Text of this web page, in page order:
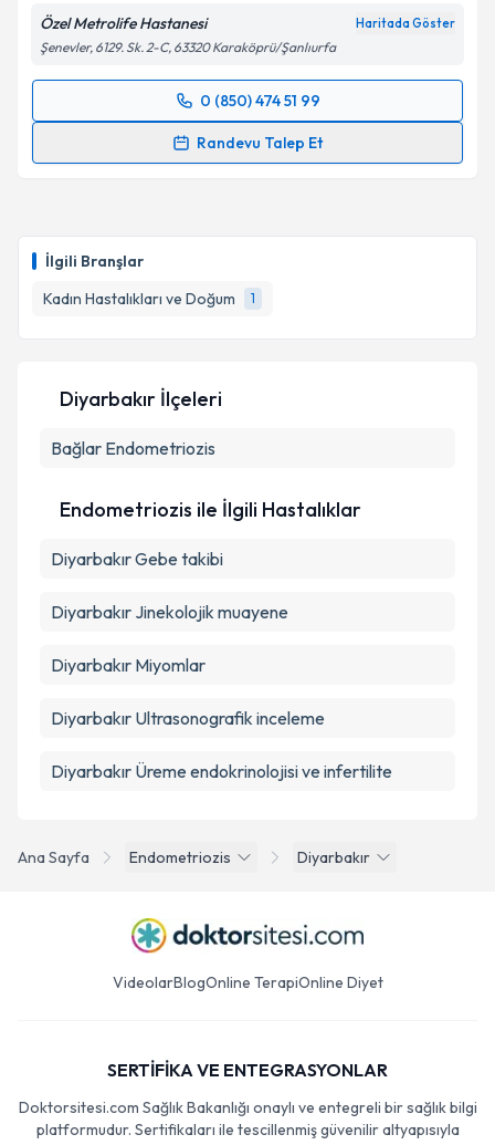
İlgili Branşlar
Kadın Hastalıkları ve Doğum
1
Özel Metrolife Hastanesi Haritada Göster
Şenevler, 6129. Sk. 2-C, 63320 Karaköprü/Şanlıurfa
0 (850) 474 51 99
Randevu Talep Et
Randevu Takvimi Talebi
E-posta Adresiniz
Kişisel verilerimin işlenmesine ilişkin
Metni'ni okudum ve kişisel verilerimin belirtilen
Takvim Talebini Gönder
Ana Sayfa Endometriozis Diyarbakır
Diyarbakır İlçeleri
Bağlar Endometriozis
Endometriozis ile İlgili Hastalıklar
Diyarbakır Gebe takibi
Diyarbakır Jinekolojik muayene
Diyarbakır Miyomlar
Diyarbakır Ultrasonografik inceleme
Diyarbakır Üreme endokrinolojisi ve infertilite
VideolarBlogOnline TerapiOnline Diyet
SERTİFİKA VE ENTEGRASYONLAR
Doktorsitesi.com Sağlık Bakanlığı onaylı ve entegreli bir sağlık bilgi
platformudur. Sertifikaları ile tescillenmiş güvenilir altyapısıyla